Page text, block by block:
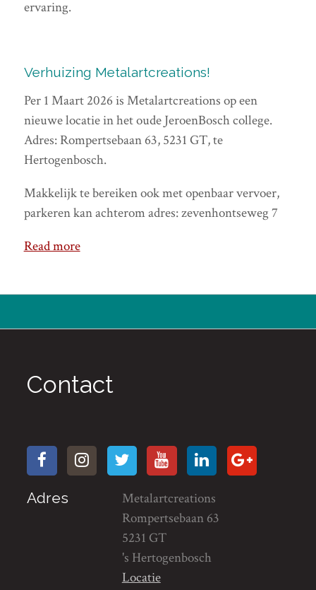
ervaring.
Verhuizing Metalartcreations!
Per 1 Maart 2026 is Metalartcreations op een
nieuwe locatie in het oude JeroenBosch college.
Adres: Rompertsebaan 63, 5231 GT, te
Hertogenbosch.
Makkelijk te bereiken ook met openbaar vervoer,
parkeren kan achterom adres: zevenhontseweg 7
Read more
Contact
Adres
Metalartcreations
Rompertsebaan 63
5231 GT
's Hertogenbosch
Locatie